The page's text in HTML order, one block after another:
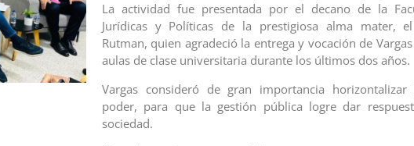
La actividad fue presentada por el decano de la
Jurídicas y Políticas de la prestigiosa alma mater,
Rutman, quien agradeció la entrega y vocación de
aulas de clase universitaria durante los últimos dos años.
Vargas consideró de gran importancia
poder, para que la gestión pública logre dar
sociedad.